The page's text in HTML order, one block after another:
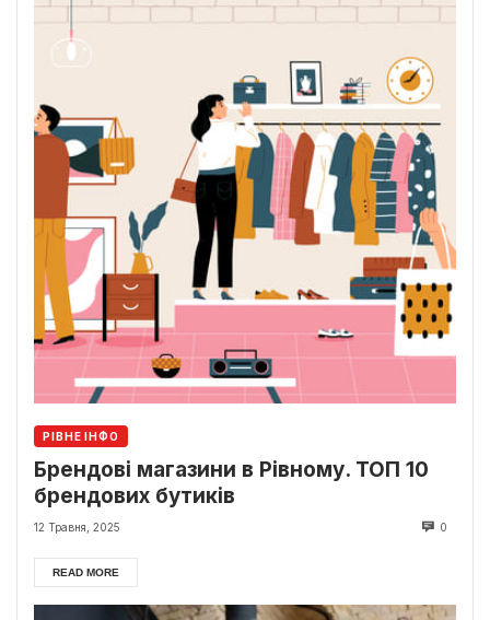
РІВНЕ ІНФО
Брендові магазини в Рівному. ТОП 10
брендових бутиків
12 Травня, 2025 0
READ MORE